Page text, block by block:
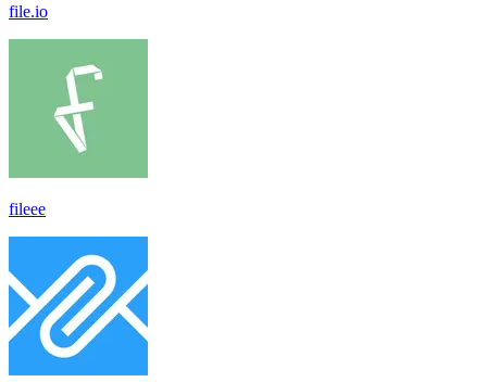
file.io
fileee